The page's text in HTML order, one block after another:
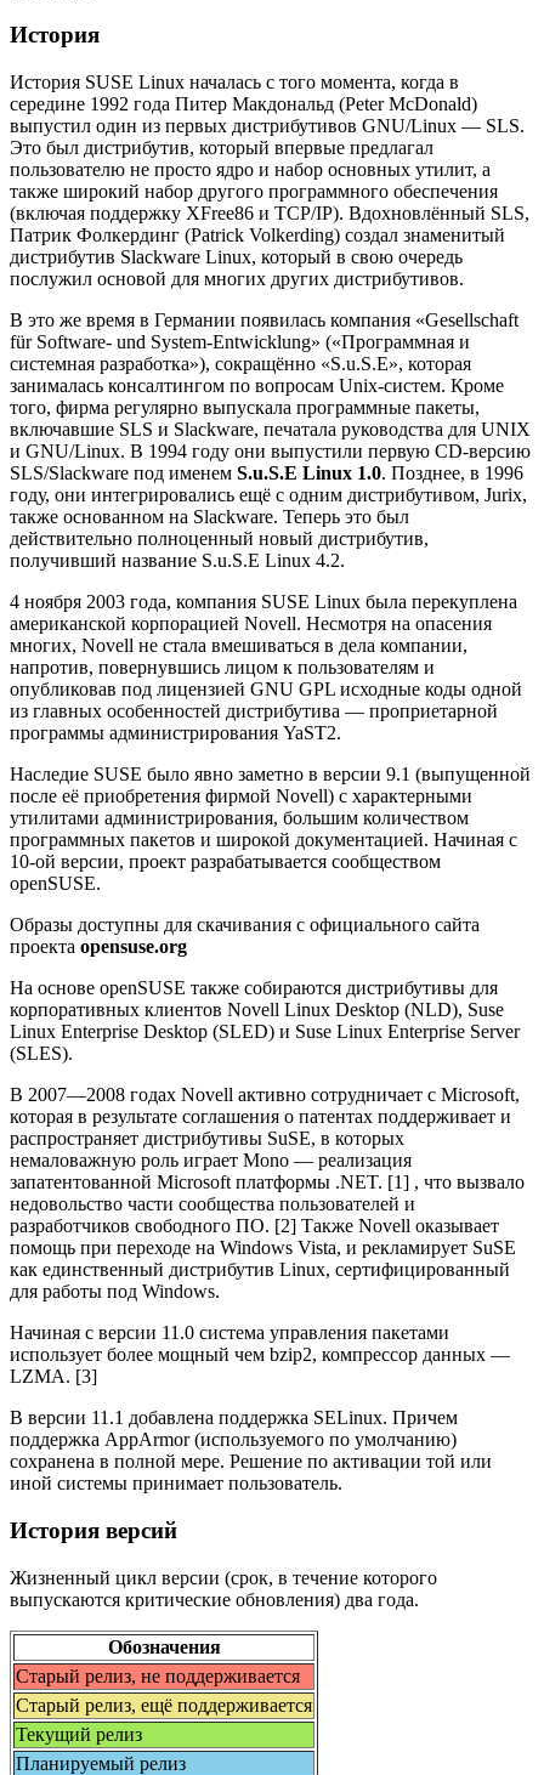
История
История SUSE Linux началась с того момента, когда в
середине 1992 года Питер Макдональд (Peter McDonald)
выпустил один из первых дистрибутивов GNU/Linux — SLS.
Это был дистрибутив, который впервые предлагал
пользователю не просто ядро и набор основных утилит, а
также широкий набор другого программного обеспечения
(включая поддержку XFree86 и TCP/IP). Вдохновлённый SLS,
Патрик Фолкердинг (Patrick Volkerding) создал знаменитый
дистрибутив Slackware Linux, который в свою очередь
послужил основой для многих других дистрибутивов.
В это же время в Германии появилась компания «Gesellschaft
für Software- und System-Entwicklung» («Программная и
системная разработка»), сокращённо «S.u.S.E», которая
занималась консалтингом по вопросам Unix-систем. Кроме
того, фирма регулярно выпускала программные пакеты,
включавшие SLS и Slackware, печатала руководства для UNIX
и GNU/Linux. В 1994 году они выпустили первую CD-версию
SLS/Slackware под именем S.u.S.E Linux 1.0. Позднее, в 1996
году, они интегрировались ещё с одним дистрибутивом, Jurix,
также основанном на Slackware. Теперь это был
действительно полноценный новый дистрибутив,
получивший название S.u.S.E Linux 4.2.
4 ноября 2003 года, компания SUSE Linux была перекуплена
американской корпорацией Novell. Несмотря на опасения
многих, Novell не стала вмешиваться в дела компании,
напротив, повернувшись лицом к пользователям и
опубликовав под лицензией GNU GPL исходные коды одной
из главных особенностей дистрибутива — проприетарной
программы администрирования YaST2.
Наследие SUSE было явно заметно в версии 9.1 (выпущенной
после её приобретения фирмой Novell) с характерными
утилитами администрирования, большим количеством
программных пакетов и широкой документацией. Начиная с
10-ой версии, проект разрабатывается сообществом
openSUSE.
Образы доступны для скачивания с официального сайта
проекта opensuse.org
На основе openSUSE также собираются дистрибутивы для
корпоративных клиентов Novell Linux Desktop (NLD), Suse
Linux Enterprise Desktop (SLED) и Suse Linux Enterprise Server
(SLES).
В 2007—2008 годах Novell активно сотрудничает с Microsoft,
которая в результате соглашения о патентах поддерживает и
распространяет дистрибутивы SuSE, в которых
немаловажную роль играет Mono — реализация
запатентованной Microsoft платформы .NET. [1] , что вызвало
недовольство части сообщества пользователей и
разработчиков свободного ПО. [2] Также Novell оказывает
помощь при переходе на Windows Vista, и рекламирует SuSE
как единственный дистрибутив Linux, сертифицированный
для работы под Windows.
Начиная с версии 11.0 система управления пакетами
использует более мощный чем bzip2, компрессор данных —
LZMA. [3]
В версии 11.1 добавлена поддержка SELinux. Причем
поддержка AppArmor (используемого по умолчанию)
сохранена в полной мере. Решение по активации той или
иной системы принимает пользователь.
История версий
Жизненный цикл версии (срок, в течение которого
выпускаются критические обновления) два года.
Обозначения
Старый релиз, не поддерживается
Старый релиз, ещё поддерживается
Текущий релиз
Планируемый релиз